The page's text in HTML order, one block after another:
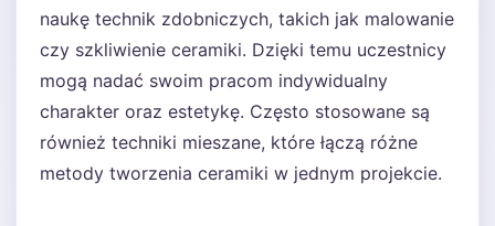
naukę technik zdobniczych, takich jak malowanie
czy szkliwienie ceramiki. Dzięki temu uczestnicy
mogą nadać swoim pracom indywidualny
charakter oraz estetykę. Często stosowane są
również techniki mieszane, które łączą różne
metody tworzenia ceramiki w jednym projekcie.